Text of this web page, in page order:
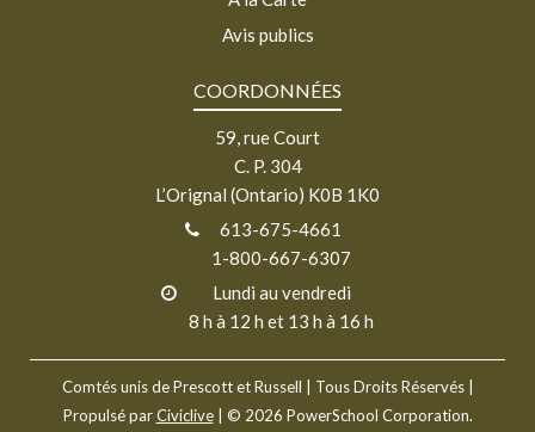
Avis publics
COORDONNÉES
59, rue Court
C. P. 304
L’Orignal (Ontario) K0B 1K0
613-675-4661
1-800-667-6307
Lundi au vendredi
8 h à 12 h et 13 h à 16 h
Comtés unis de Prescott et Russell
| Tous Droits Réservés |
Propulsé parCiviclive| © 2026 PowerSchool Corporation.